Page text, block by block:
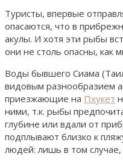
Туристы, впервые
опасаются, что в
акулы. И хотя эти рыбы
они не столь опасны, как
Воды бывшего Сиама
видовым разнообразием
приезжающие на Пхукет
ними, т.к. рыбы
глубине или вдали от
подплывают близко к
людей: лишь в том